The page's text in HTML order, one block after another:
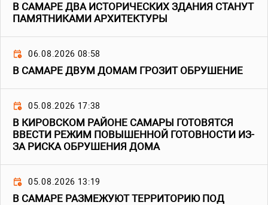
В САМАРЕ ДВА ИСТОРИЧЕСКИХ ЗДАНИЯ СТАНУТ
ПАМЯТНИКАМИ АРХИТЕКТУРЫ
06.08.2026 08:58
В САМАРЕ ДВУМ ДОМАМ ГРОЗИТ ОБРУШЕНИЕ
05.08.2026 17:38
В КИРОВСКОМ РАЙОНЕ САМАРЫ ГОТОВЯТСЯ
ВВЕСТИ РЕЖИМ ПОВЫШЕННОЙ ГОТОВНОСТИ ИЗ-
ЗА РИСКА ОБРУШЕНИЯ ДОМА
05.08.2026 13:19
В САМАРЕ РАЗМЕЖУЮТ ТЕРРИТОРИЮ ПОД